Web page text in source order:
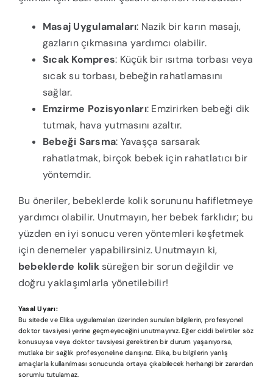
Masaj Uygulamaları: Nazik bir karın masajı,
gazların çıkmasına yardımcı olabilir.
Sıcak Kompres: Küçük bir ısıtma torbası veya
sıcak su torbası, bebeğin rahatlamasını
sağlar.
Emzirme Pozisyonları: Emzirirken bebeği dik
tutmak, hava yutmasını azaltır.
Bebeği Sarsma: Yavaşça sarsarak
rahatlatmak, birçok bebek için rahatlatıcı bir
yöntemdir.
Bu öneriler, bebeklerde kolik sorununu hafifletmeye
yardımcı olabilir. Unutmayın, her bebek farklıdır; bu
yüzden en iyi sonucu veren yöntemleri keşfetmek
için denemeler yapabilirsiniz. Unutmayın ki,
bebeklerde koliksüreğen bir sorun değildir ve
doğru yaklaşımlarla yönetilebilir!
Yasal Uyarı:
Bu sitede ve Elika uygulamaları üzerinden sunulan bilgilerin, profesyonel
doktor tavsiyesi yerine geçmeyeceğini unutmayınız. Eğer ciddi belirtiler söz
konusuysa veya doktor tavsiyesi gerektiren bir durum yaşanıyorsa,
mutlaka bir sağlık profesyoneline danışınız. Elika, bu bilgilerin yanlış
amaçlarla kullanılması sonucunda ortaya çıkabilecek herhangi bir zarardan
sorumlu tutulamaz.